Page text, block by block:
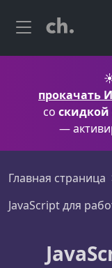
прокачать
со скидкой
—
Главная страница
JavaScript для